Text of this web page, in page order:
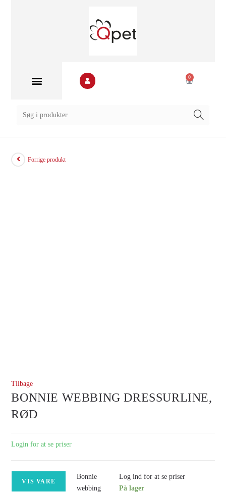
0
Forrige produkt
Tilbage
BONNIE WEBBING DRESSURLINE,
RØD
Login for at se priser
VIS VARE
Bonnie
webbing
Log ind for at se priser
På lager